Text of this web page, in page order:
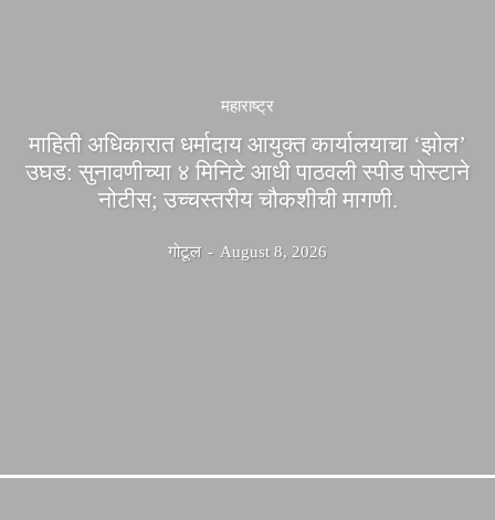
महाराष्ट्र
माहिती अधिकारात धर्मादाय आयुक्त कार्यालयाचा ‘झोल’
उघड: सुनावणीच्या ४ मिनिटे आधी पाठवली स्पीड पोस्टाने
नोटीस; उच्चस्तरीय चौकशीची मागणी.
गोटूल - August 8, 2026